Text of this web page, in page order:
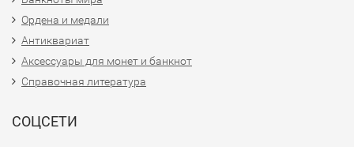
Ордена и медали
Антиквариат
Аксессуары для монет и банкнот
Справочная литература
СОЦСЕТИ